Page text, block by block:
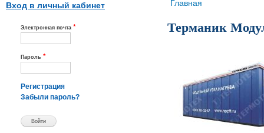
Вход в личный кабинет
Электронная почта *
Пароль *
Регистрация
Забыли пароль?
Вы здесь
Главная
Терманик